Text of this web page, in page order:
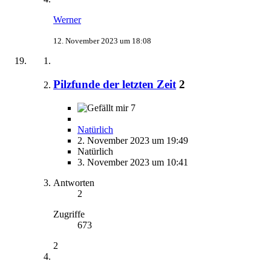
Werner
12. November 2023 um 18:08
Pilzfunde der letzten Zeit 2
7
Natürlich
2. November 2023 um 19:49
Natürlich
3. November 2023 um 10:41
Antworten
2
Zugriffe
673
2